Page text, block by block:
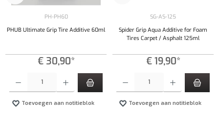
PH-PH60
PHUB Ultimate Grip Tire Additive 60ml
€ 30,90*
Toevoegen aan notitieblok
SG-AS-125
Spider Grip Aqua Additive for Foam
Tires Carpet / Asphalt 125ml
€ 19,90*
Toevoegen aan notitieblok